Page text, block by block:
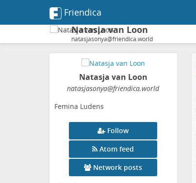
Friendica
Natasja van Loon
natasjasonya@friendica.world
Natasja van Loon
natasjasonya@friendica.world
Femina Ludens
Follow
Atom feed
Network posts